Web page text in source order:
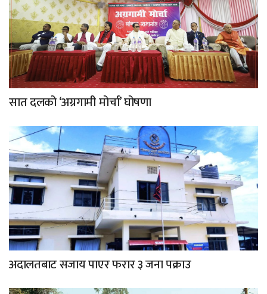
सात दलको ‘अग्रगामी मोर्चा’ घोषणा
अदालतबाट सजाय पाएर फरार ३ जना पक्राउ